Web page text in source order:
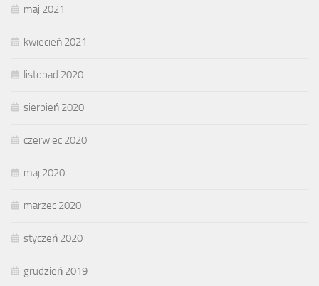
maj 2021
kwiecień 2021
listopad 2020
sierpień 2020
czerwiec 2020
maj 2020
marzec 2020
styczeń 2020
grudzień 2019